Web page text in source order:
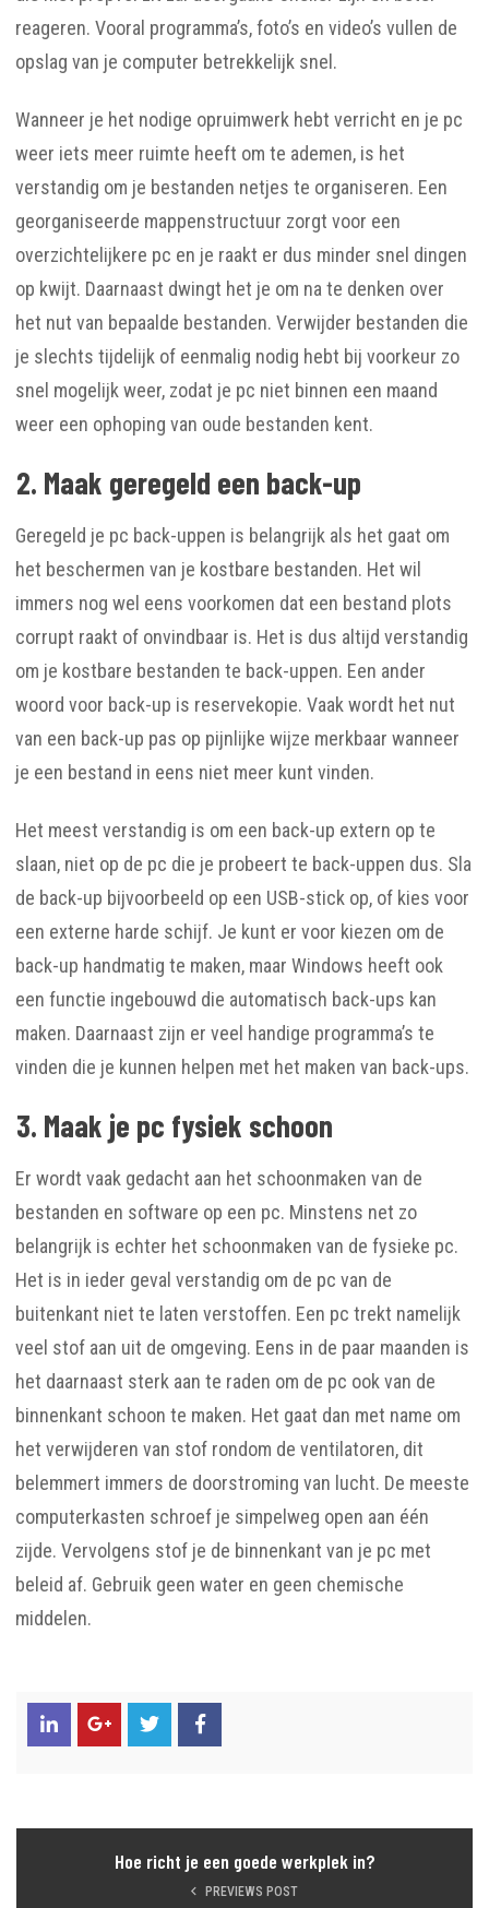
reageren. Vooral programma’s, foto’s en video’s vullen de
opslag van je computer betrekkelijk snel.
Wanneer je het nodige opruimwerk hebt verricht en je pc
weer iets meer ruimte heeft om te ademen, is het
verstandig om je bestanden netjes te organiseren. Een
georganiseerde mappenstructuur zorgt voor een
overzichtelijkere pc en je raakt er dus minder snel dingen
op kwijt. Daarnaast dwingt het je om na te denken over
het nut van bepaalde bestanden. Verwijder bestanden die
je slechts tijdelijk of eenmalig nodig hebt bij voorkeur zo
snel mogelijk weer, zodat je pc niet binnen een maand
weer een ophoping van oude bestanden kent.
2. Maak geregeld een back-up
Geregeld je pc back-uppen is belangrijk als het gaat om
het beschermen van je kostbare bestanden. Het wil
immers nog wel eens voorkomen dat een bestand plots
corrupt raakt of onvindbaar is. Het is dus altijd verstandig
om je kostbare bestanden te back-uppen. Een ander
woord voor back-up is reservekopie. Vaak wordt het nut
van een back-up pas op pijnlijke wijze merkbaar wanneer
je een bestand in eens niet meer kunt vinden.
Het meest verstandig is om een back-up extern op te
slaan, niet op de pc die je probeert te back-uppen dus. Sla
de back-up bijvoorbeeld op een USB-stick op, of kies voor
een externe harde schijf. Je kunt er voor kiezen om de
back-up handmatig te maken, maar Windows heeft ook
een functie ingebouwd die automatisch back-ups kan
maken. Daarnaast zijn er veel handige programma’s te
vinden die je kunnen helpen met het maken van back-ups.
3. Maak je pc fysiek schoon
Er wordt vaak gedacht aan het schoonmaken van de
bestanden en software op een pc. Minstens net zo
belangrijk is echter het schoonmaken van de fysieke pc.
Het is in ieder geval verstandig om de pc van de
buitenkant niet te laten verstoffen. Een pc trekt namelijk
veel stof aan uit de omgeving. Eens in de paar maanden is
het daarnaast sterk aan te raden om de pc ook van de
binnenkant schoon te maken. Het gaat dan met name om
het verwijderen van stof rondom de ventilatoren, dit
belemmert immers de doorstroming van lucht. De meeste
computerkasten schroef je simpelweg open aan één
zijde. Vervolgens stof je de binnenkant van je pc met
beleid af. Gebruik geen water en geen chemische
middelen.
Hoe richt je een goede werkplek in?
PREVIEWS POST